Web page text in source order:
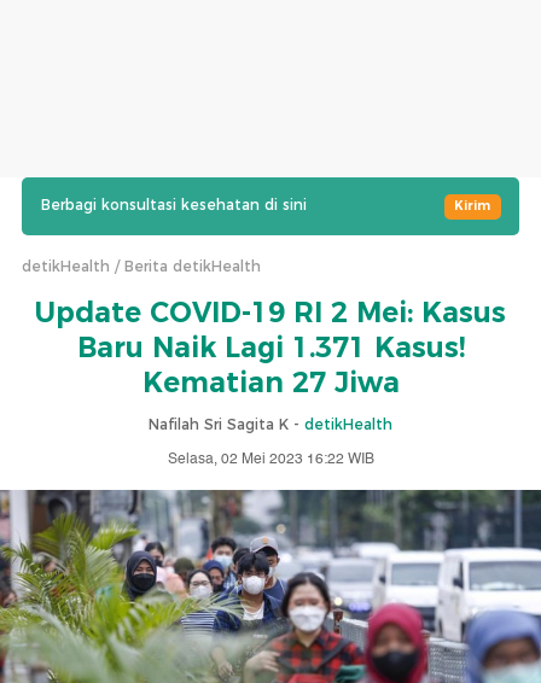
Berbagi konsultasi kesehatan di sini Kirim
detikHealth Berita detikHealth
Update COVID-19 RI 2 Mei: Kasus
Baru Naik Lagi 1.371 Kasus!
Kematian 27 Jiwa
Nafilah Sri Sagita K - detikHealth
Selasa, 02 Mei 2023 16:22 WIB